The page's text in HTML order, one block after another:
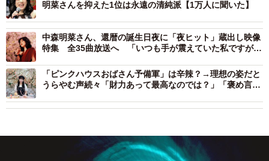
明菜さんを抑えた1位は永遠の清純派【1万人に聞いた】
中森明菜さん、還暦の誕生日夜に「夜ヒット」蔵出し映像
特集 全35曲放送へ 「いつも手が震えていた私ですが…
「ピンクハウスおばさん予備軍」は辛辣？→理想の姿だと
うらやむ声続々「財力あって最高なのでは？」「褒め言